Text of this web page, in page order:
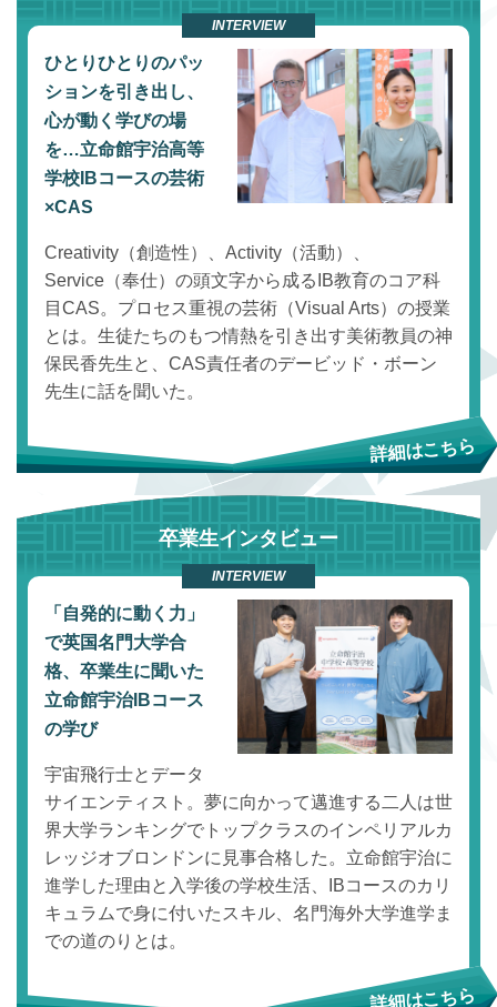
INTERVIEW
ひとりひとりのパッ
ションを引き出し、
心が動く学びの場
を…立命館宇治高等
学校IBコースの芸術
×CAS
Creativity（創造性）、Activity（活動）、
Service（奉仕）の頭文字から成るIB教育のコア科
目CAS。プロセス重視の芸術（Visual Arts）の授業
とは。生徒たちのもつ情熱を引き出す美術教員の神
保民香先生と、CAS責任者のデービッド・ボーン
先生に話を聞いた。
卒業生インタビュー
INTERVIEW
「自発的に動く力」
で英国名門大学合
格、卒業生に聞いた
立命館宇治IBコース
の学び
宇宙飛行士とデータ
サイエンティスト。夢に向かって邁進する二人は世
界大学ランキングでトップクラスのインペリアルカ
レッジオブロンドンに見事合格した。立命館宇治に
進学した理由と入学後の学校生活、IBコースのカリ
キュラムで身に付いたスキル、名門海外大学進学ま
での道のりとは。